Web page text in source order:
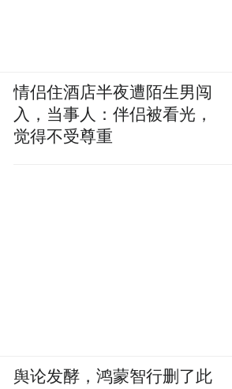
情侣住酒店半夜遭陌生男闯
入，当事人：伴侣被看光，
觉得不受尊重
舆论发酵，鸿蒙智行删了此